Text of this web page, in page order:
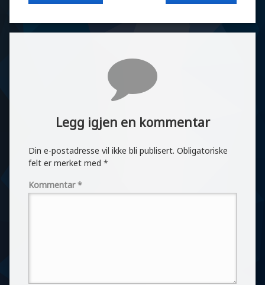
Legg igjen en kommentar
Din e-postadresse vil ikke bli publisert. Obligatoriske
felt er merket med *
Kommentar*